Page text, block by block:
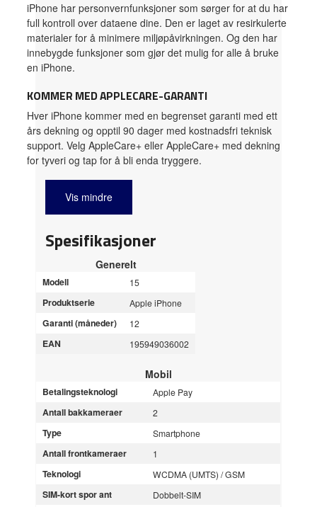
iPhone har personvernfunksjoner som sørger for at du har
full kontroll over dataene dine. Den er laget av resirkulerte
materialer for å minimere miljøpåvirkningen. Og den har
innebygde funksjoner som gjør det mulig for alle å bruke
en iPhone.
KOMMER MED APPLECARE-GARANTI
Hver iPhone kommer med en begrenset garanti med ett
års dekning og opptil 90 dager med kostnadsfri teknisk
support. Velg AppleCare+ eller AppleCare+ med dekning
for tyveri og tap for å bli enda tryggere.
Vis mindre
Spesifikasjoner
Generelt
Modell 15
Produktserie Apple iPhone
Garanti (måneder) 12
EAN 195949036002
Mobil
Betalingsteknologi Apple Pay
Antall bakkameraer 2
Type Smartphone
Antall frontkameraer 1
Teknologi WCDMA (UMTS) / GSM
SIM-kort spor ant Dobbelt-SIM